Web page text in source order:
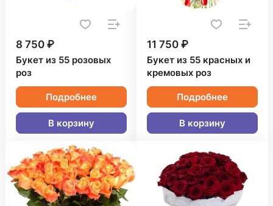
8 750 ₽
Букет из 55 розовых
роз
Подробнее
В корзину
11 750 ₽
Букет из 55 красных и
кремовых роз
Подробнее
В корзину